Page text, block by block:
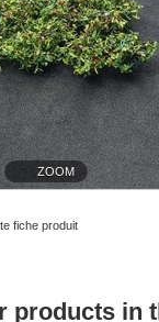
ZOOM
fiche produit
products in